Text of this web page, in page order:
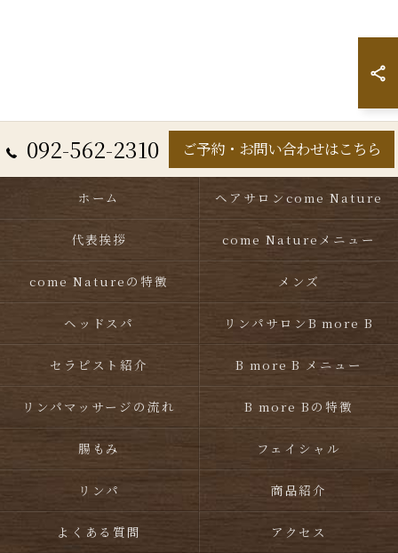
092-562-2310 ご予約・お問い合わせはこちら
ホーム ヘアサロンcome Nature
代表挨拶 come Natureメニュー
come Natureの特徴 メンズ
ヘッドスパ リンパサロンB more B
セラピスト紹介 B more B メニュー
リンパマッサージの流れ B more Bの特徴
腸もみ フェイシャル
リンパ 商品紹介
よくある質問 アクセス